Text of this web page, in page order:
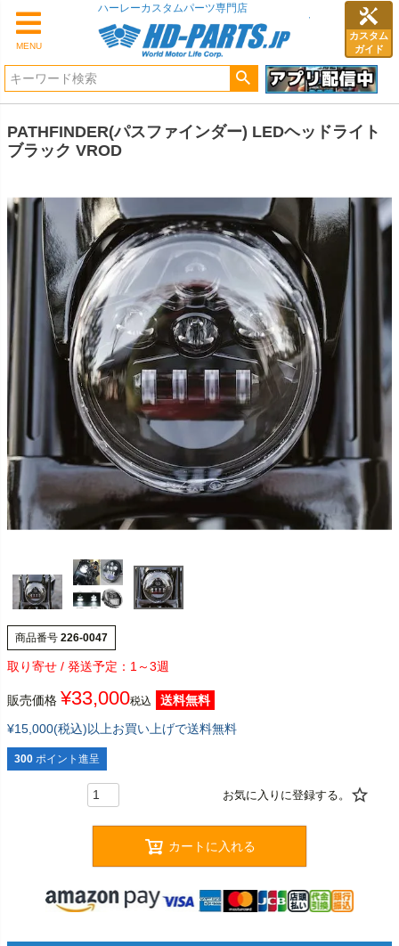
MENU
カスタム
ガイド
ハーレーカスタムパーツ専門店
PATHFINDER(パスファインダー) LEDヘッドライト
ブラック VROD
商品番号 226-0047
1～3週
販売価格 ¥33,000税込
送料無料
¥15,000(税込)以上お買い上げで送料無料
300 ポイント進呈
カートに入れる